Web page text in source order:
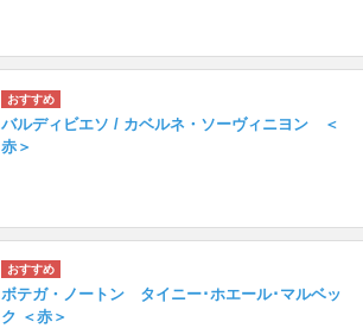
バルディビエソ / カベルネ・ソーヴィニヨン ＜
赤＞
ボテガ・ノートン タイニー･ホエール･マルベッ
ク ＜赤＞